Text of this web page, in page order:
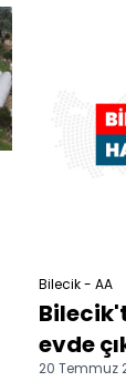
Bilecik - AA
evde
20 Temmuz